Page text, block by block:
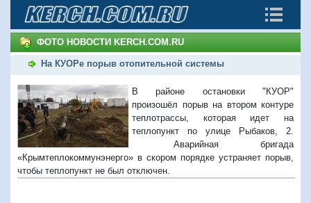
ФОТО НОВОСТИ KERCH.COM.RU
На КУОРе порыв отопительной системы
В районе остановки "КУОР"
произошёл порыв на втором контуре
теплотрассы, которая идет на
теплопункт по улице Рыбаков, 2.
Аварийная бригада
«Крымтеплокоммунэнерго» в скором порядке устраняет порыв,
чтобы теплопункт не был отключен.